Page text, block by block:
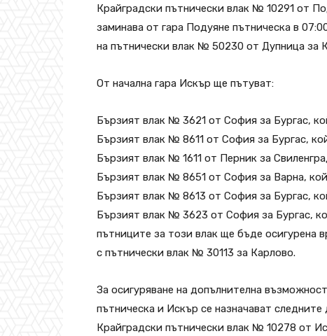
Крайградски пътнически влак № 10291 от
заминава от гара Подуяне пътническа в
на пътнически влак № 50230 от Дупница за
От начална гара Искър ще пътуват:
Бързият влак № 3621 от София за Бургас,
Бързият влак № 8611 от София за Бургас,
Бързият влак № 1611 от Перник за
Бързият влак № 8651 от София за Варна,
Бързият влак № 8613 от София за Бургас,
Бързият влак № 3623 от София за Бургас,
пътниците за този влак ще бъде осигурена
с пътнически влак № 30113 за Карлово.
За осигуряване на допълнителна
пътническа и Искър се назначават следните
Крайградски пътнически влак № 10278 от